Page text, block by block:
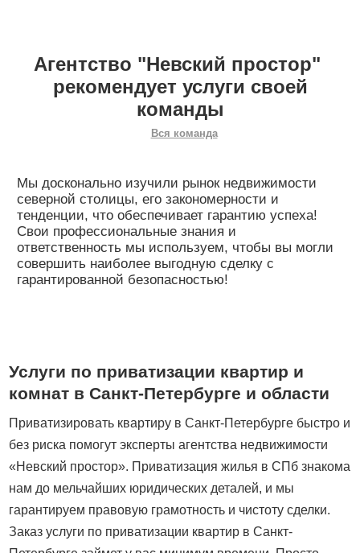
Агентство "Невский простор"
рекомендует услуги своей
команды
Вся команда
Мы досконально изучили рынок недвижимости
северной столицы, его закономерности и
тенденции, что обеспечивает гарантию успеха!
Свои профессиональные знания и
ответственность мы используем, чтобы вы могли
совершить наиболее выгодную сделку с
гарантированной безопасностью!
Услуги по приватизации квартир и
комнат в Санкт-Петербурге и области
Приватизировать квартиру в Санкт-Петербурге быстро и
без риска помогут эксперты агентства недвижимости
«Невский простор». Приватизация жилья в СПб знакома
нам до мельчайших юридических деталей, и мы
гарантируем правовую грамотность и чистоту сделки.
Заказ услуги по приватизации квартир в Санкт-